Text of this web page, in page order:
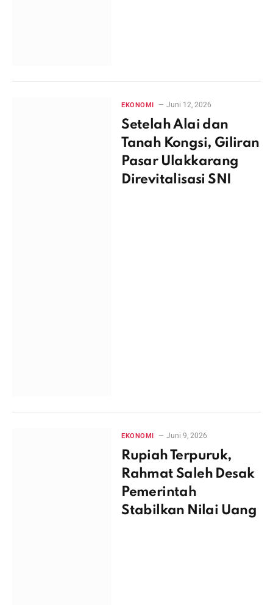
EKONOMI Juni 12, 2026
Setelah Alai dan
Tanah Kongsi, Giliran
Pasar Ulakkarang
Direvitalisasi SNI
EKONOMI Juni 9, 2026
Rupiah Terpuruk,
Rahmat Saleh Desak
Pemerintah
Stabilkan Nilai Uang